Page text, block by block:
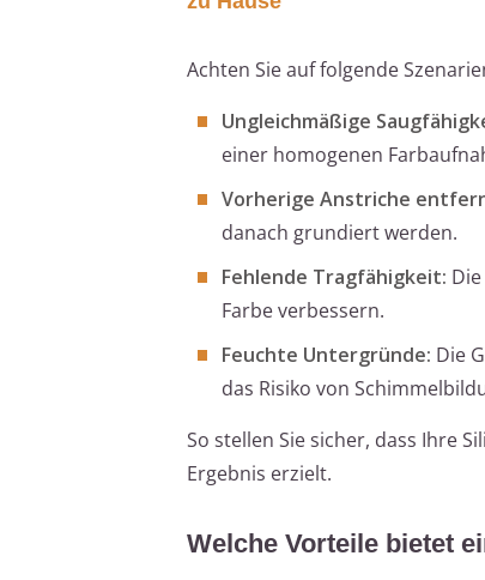
Achten Sie auf folgende
Ungleichmäßige
einer homogenen
Vorherige Anstriche
danach grundiert werden.
Fehlende Tragfähigkeit:
Farbe verbessern.
Feuchte Untergründe: Die
das Risiko von
So stellen Sie sicher, dass Ihre
Ergebnis erzielt.
Welche Vorteile bietet